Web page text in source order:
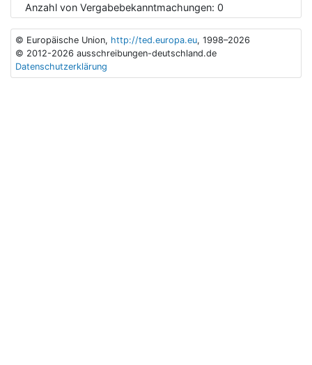
Anzahl von Vergabebekanntmachungen: 0
© Europäische Union, http://ted.europa.eu, 1998–2026
© 2012-2026 ausschreibungen-deutschland.de
Datenschutzerklärung